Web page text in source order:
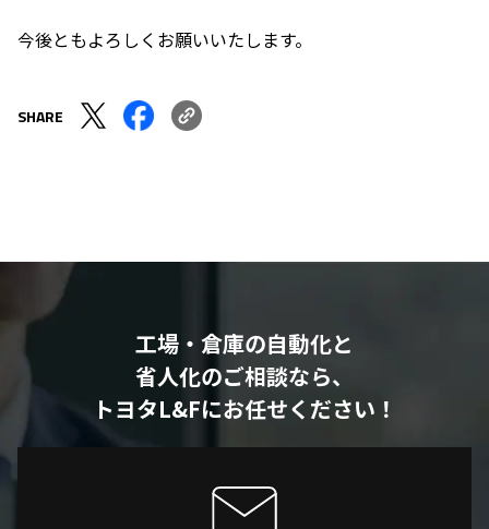
今後ともよろしくお願いいたします。
SHARE
工場・倉庫の自動化と
省人化のご相談なら、
トヨタL&Fにお任せください！